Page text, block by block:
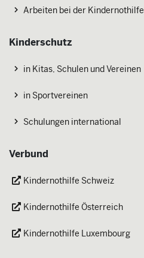
Arbeiten bei der Kindernothilfe
Kinderschutz
in Kitas, Schulen und Vereinen
in Sportvereinen
Schulungen international
Verbund
Kindernothilfe Schweiz
Kindernothilfe Österreich
Kindernothilfe Luxembourg